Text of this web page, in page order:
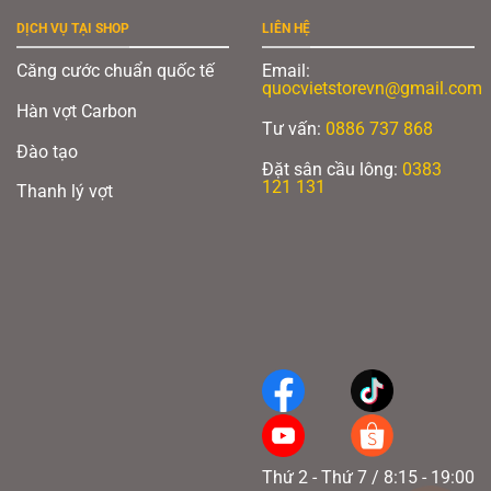
DỊCH VỤ TẠI SHOP
Căng cước chuẩn quốc tế
Hàn vợt Carbon
Đào tạo
Thanh lý vợt
LIÊN HỆ
Email:
quocvietstorevn@gmail.com
Tư vấn: 0886 737 868
Đặt sân cầu lông: 0383
121 131
Thứ 2 - Thứ 7 / 8:15 - 19:00